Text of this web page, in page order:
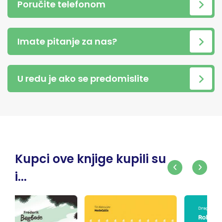
Poručite telefonom
Imate pitanje za nas?
U redu je ako se predomislite
Kupci ove knjige kupili su
i...